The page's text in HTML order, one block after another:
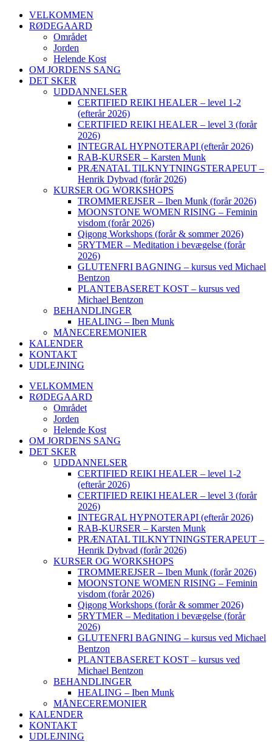
VELKOMMEN
RØDEGAARD
Området
Jorden
Helende Kost
OM JORDENS SANG
DET SKER
UDDANNELSER
CERTIFIED REIKI HEALER – level 1-2
(efterår 2026)
CERTIFIED REIKI HEALER – level 3 (forår
2026)
INTEGRAL HYPNOTERAPI (efterår 2026)
RAB-KURSER – Karsten Munk
PRÆNATAL TILKNYTNINGSTERAPEUT –
Henrik Dybvad (forår 2026)
KURSER OG WORKSHOPS
TROMMEREJSER – Iben Munk (forår 2026)
MOONSTONE WOMEN RISING – Feminin
visdom (forår 2026)
Qigong Workshops (forår & sommer 2026)
5RYTMER – Meditation i bevægelse (forår
2026)
GLUTENFRI BAGNING – kursus ved Michael
Bentzon
PLANTEBASERET KOST – kursus ved
Michael Bentzon
BEHANDLINGER
HEALING – Iben Munk
MÅNECEREMONIER
KALENDER
KONTAKT
UDLEJNING
VELKOMMEN
RØDEGAARD
Området
Jorden
Helende Kost
OM JORDENS SANG
DET SKER
UDDANNELSER
CERTIFIED REIKI HEALER – level 1-2
(efterår 2026)
CERTIFIED REIKI HEALER – level 3 (forår
2026)
INTEGRAL HYPNOTERAPI (efterår 2026)
RAB-KURSER – Karsten Munk
PRÆNATAL TILKNYTNINGSTERAPEUT –
Henrik Dybvad (forår 2026)
KURSER OG WORKSHOPS
TROMMEREJSER – Iben Munk (forår 2026)
MOONSTONE WOMEN RISING – Feminin
visdom (forår 2026)
Qigong Workshops (forår & sommer 2026)
5RYTMER – Meditation i bevægelse (forår
2026)
GLUTENFRI BAGNING – kursus ved Michael
Bentzon
PLANTEBASERET KOST – kursus ved
Michael Bentzon
BEHANDLINGER
HEALING – Iben Munk
MÅNECEREMONIER
KALENDER
KONTAKT
UDLEJNING